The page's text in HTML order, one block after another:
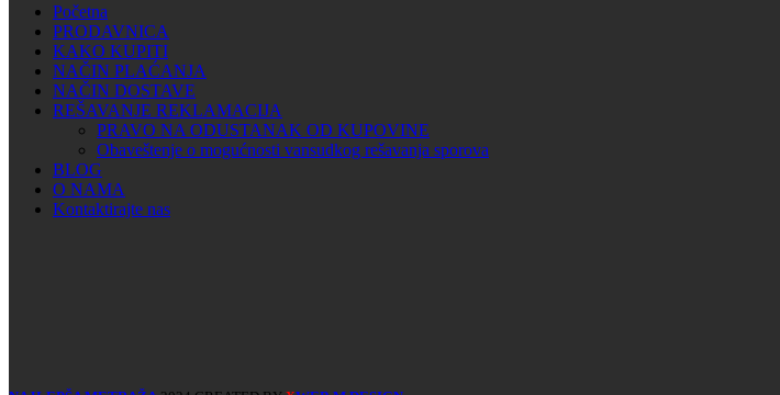
Početna
PRODAVNICA
KAKO KUPITI
NAČIN PLAĆANJA
NAČIN DOSTAVE
REŠAVANJE REKLAMACIJA
PRAVO NA ODUSTANAK OD KUPOVINE
Obaveštenje o mogućnosti vansudkog rešavanja sporova
BLOG
O NAMA
Kontaktirajte nas